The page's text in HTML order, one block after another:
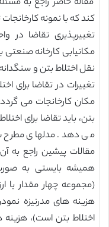
کند که با نمونه
تغییرپذیری تقاضا
مکانیابی کارخانه
نقل اختلاط بتن و
مکان کارخانجات می
می دهد. مدلهای مطرح
مقالات پیشین راجع
همیشه بایستی به
(مجموعه چهار مقدار یا
هزینه های مدرنیزه
اختلاط بتن است)، هزینه